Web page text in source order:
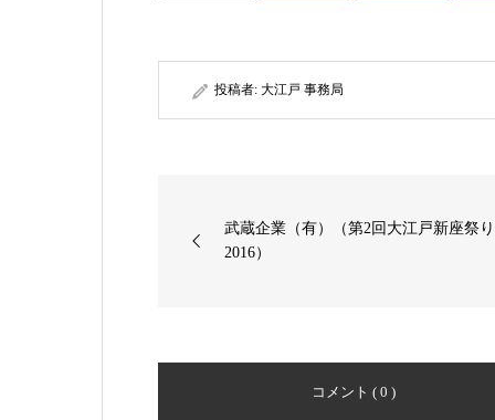
投稿者: 大江戸 事務局
武蔵企業（有）（第2回大江戸新座祭り
2016）
コメント ( 0 )